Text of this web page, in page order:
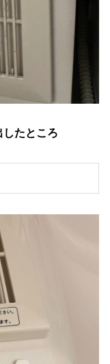
たところ